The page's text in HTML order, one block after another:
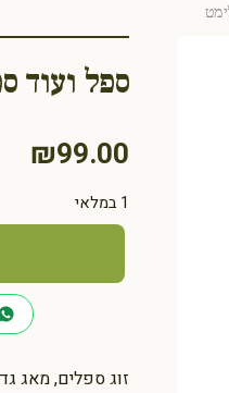
ספל ועוד
₪99.00
זוג ספלים, מאג
1 במלאי
של
ספל